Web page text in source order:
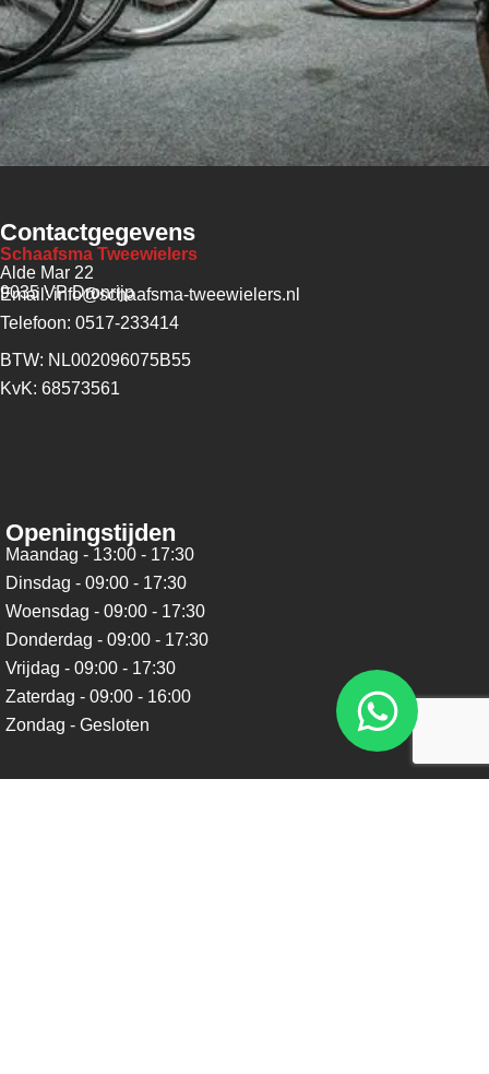
Contactgegevens
Schaafsma Tweewielers
Alde Mar 22
9035 VP Dronrijp
Email: info@schaafsma-tweewielers.nl
Telefoon: 0517-233414
BTW: NL002096075B55
KvK: 68573561
Openingstijden
Maandag - 13:00 - 17:30
Dinsdag - 09:00 - 17:30
Woensdag - 09:00 - 17:30
Donderdag - 09:00 - 17:30
Vrijdag - 09:00 - 17:30
Zaterdag - 09:00 - 16:00
Zondag - Gesloten